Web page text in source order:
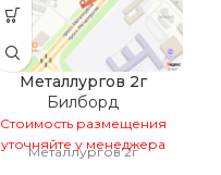
Металлургов 2г
Билборд
Стоимость размещения
уточняйте у менеджера
Металлургов 2г